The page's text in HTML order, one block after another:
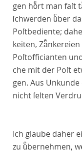
gen hoͤrt man faſt
ſchwerden uͤber
Poſtbediente;
keiten,
Poſtofficianten
che mit der Poſt
gen. Aus
nicht ſelten
Ich glaube daher
zu uͤbernehmen,